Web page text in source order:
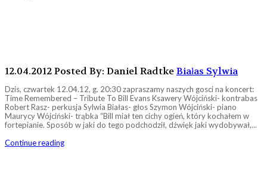
12.04.2012Posted By: Daniel RadtkeBiałas Sylwia
Dzis, czwartek 12.04.12, g. 20:30 zapraszamy naszych gosci na koncert:
Time Remembered – Tribute To Bill Evans Ksawery Wójciński- kontrabas
Robert Rasz- perkusja Sylwia Białas- głos Szymon Wójciński- piano
Maurycy Wójciński- trąbka “Bill miał ten cichy ogień, który kochałem w
fortepianie. Sposób w jaki do tego podchodził, dźwięk jaki wydobywał,...
Continue reading